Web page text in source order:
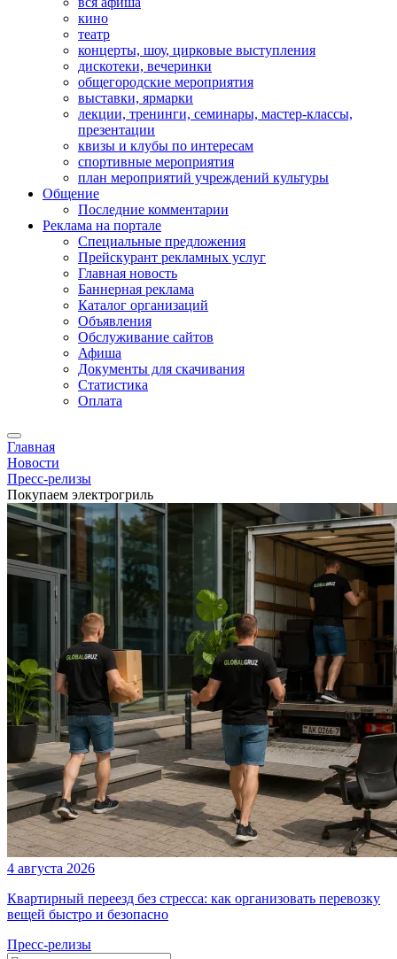
кино
театр
концерты, шоу, цирковые выступления
дискотеки, вечеринки
общегородские мероприятия
выставки, ярмарки
лекции, тренинги, семинары, мастер-классы,
презентации
квизы и клубы по интересам
спортивные мероприятия
план мероприятий учреждений культуры
Общение
Последние комментарии
Реклама на портале
Специальные предложения
Прейскурант рекламных услуг
Главная новость
Баннерная реклама
Каталог организаций
Объявления
Обслуживание сайтов
Афиша
Документы для скачивания
Статистика
Оплата
Главная
Новости
Пресс-релизы
Покупаем электрогриль
4 августа 2026
Квартирный переезд без стресса: как организовать перевозку
вещей быстро и безопасно
Пресс-релизы